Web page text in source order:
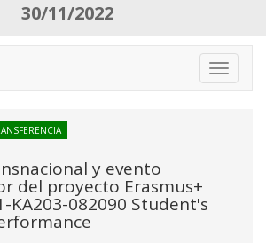
30/11/2022
Toggle
y evento
del proyecto Erasmus+
KA203-082090 Student's